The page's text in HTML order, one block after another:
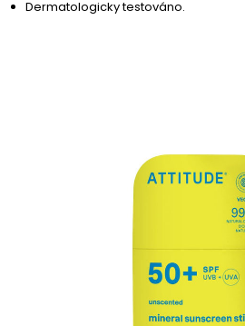
Dermatologicky testováno.